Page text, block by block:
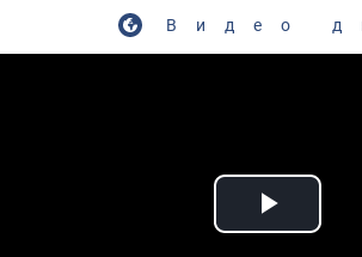
Видео
Play